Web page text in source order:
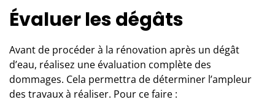
Évaluer les dégâts
Avant de procéder à la rénovation après un dégât
d’eau, réalisez une évaluation complète des
dommages. Cela permettra de déterminer l’ampleur
des travaux à réaliser. Pour ce faire :